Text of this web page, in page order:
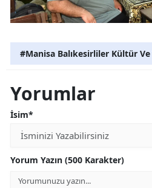
#Manisa Balıkesirliler Kültür
Yorumlar
İsim*
Yorum Yazın (500 Karakter)